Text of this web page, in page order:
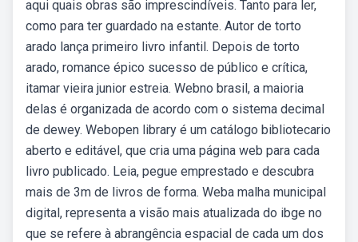
aqui quais obras são imprescindíveis. Tanto para ler,
como para ter guardado na estante. Autor de torto
arado lança primeiro livro infantil. Depois de torto
arado, romance épico sucesso de público e crítica,
itamar vieira junior estreia. Webno brasil, a maioria
delas é organizada de acordo com o sistema decimal
de dewey. Webopen library é um catálogo bibliotecario
aberto e editável, que cria uma página web para cada
livro publicado. Leia, pegue emprestado e descubra
mais de 3m de livros de forma. Weba malha municipal
digital, representa a visão mais atualizada do ibge no
que se refere à abrangência espacial de cada um dos